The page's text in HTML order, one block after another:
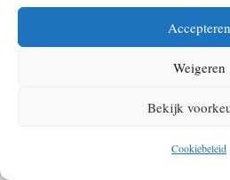
Accepteren
Weigeren
Bekijk
Cookiebeleid
reparatiesets en fietswasfaciliteiten.
? En uiteraard vind
om dé fiets- of
Top 9 mooiste fietsroutes in
Fietsen in Ottawa kan letterlijk overal en